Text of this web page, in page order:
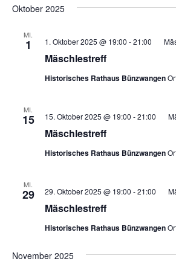
wählen.
Oktober 2025
MI.
1
Mäschlestreff
1. Oktober 2025 @ 19:00 -21:00
Historisches Rathaus Bünzwangen
MI.
15
Mäschlestreff
15. Oktober 2025 @ 19:00 -21:00
Historisches Rathaus Bünzwangen
MI.
29
Mäschlestreff
29. Oktober 2025 @ 19:00 -21:00
Historisches Rathaus Bünzwangen
November 2025